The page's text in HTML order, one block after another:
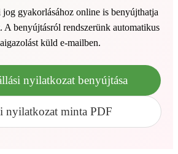
gyakorlásához online is benyújthatja
A benyújtásról rendszerünk automatikus
küld e-mailben.
nyilatkozat benyújtása
nyilatkozat minta PDF